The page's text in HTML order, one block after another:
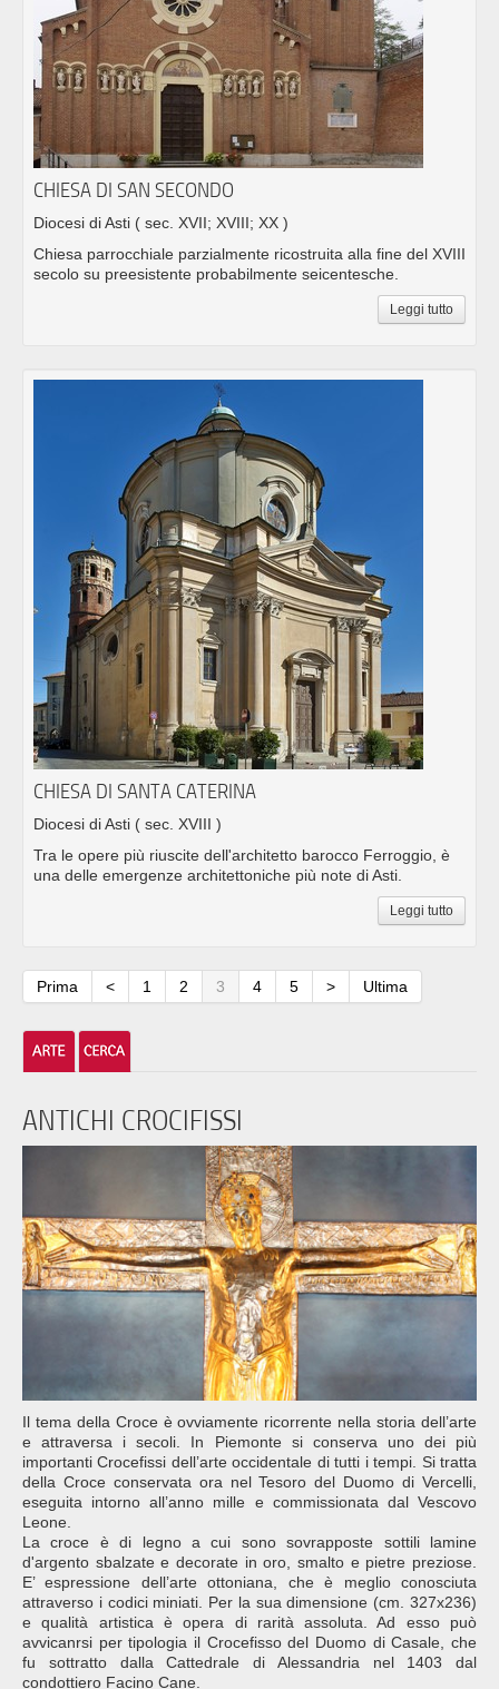
CHIESA DI SAN SECONDO
Diocesi di Asti ( sec. XVII; XVIII; XX )
Chiesa parrocchiale parzialmente ricostruita alla fine del XVIII
secolo su preesistente probabilmente seicentesche.
Leggi tutto
CHIESA DI SANTA CATERINA
Diocesi di Asti ( sec. XVIII )
Tra le opere più riuscite dell'architetto barocco Ferroggio, è
una delle emergenze architettoniche più note di Asti.
Leggi tutto
Prima < 1 2 3 4 5 > Ultima
ANTICHI CROCIFISSI
Il tema della Croce è ovviamente ricorrente nella storia dell’arte
e attraversa i secoli. In Piemonte si conserva uno dei più
importanti Crocefissi dell’arte occidentale di tutti i tempi. Si tratta
della Croce conservata ora nel Tesoro del Duomo di Vercelli,
eseguita intorno all’anno mille e commissionata dal Vescovo
Leone.
La croce è di legno a cui sono sovrapposte sottili lamine
d'argento sbalzate e decorate in oro, smalto e pietre preziose.
E’ espressione dell’arte ottoniana, che è meglio conosciuta
attraverso i codici miniati. Per la sua dimensione (cm. 327x236)
e qualità artistica è opera di rarità assoluta. Ad esso può
avvicanrsi per tipologia il Crocefisso del Duomo di Casale, che
fu sottratto dalla Cattedrale di Alessandria nel 1403 dal
condottiero Facino Cane.